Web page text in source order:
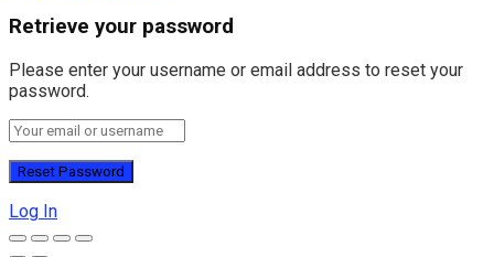
Retrieve your password
Please enter your username or email address to reset your
password.
Log In